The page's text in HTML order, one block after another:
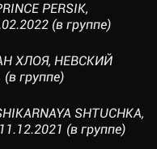
PERSIK,
(в группе)
ХЛОЯ, НЕВСКИЙ
группе)
SHTUCHKA,
(в группе)